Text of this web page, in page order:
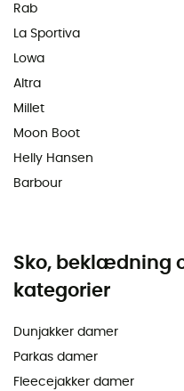
Rab
La Sportiva
Lowa
Altra
Millet
Moon Boot
Helly Hansen
Barbour
Sko, beklædning
kategorier
Dunjakker damer
Parkas damer
Fleecejakker damer